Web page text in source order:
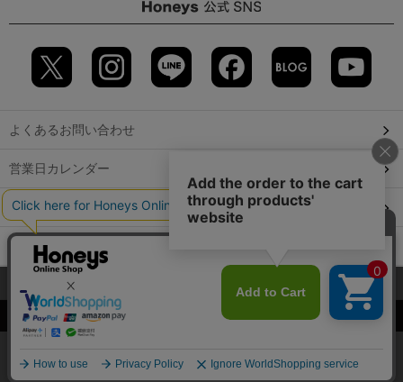
よくあるお問い合わせ
営業日カレンダー
店舗検索
GLOBAL GUIDE（海外からご利用のお客様）
©2009 HONEYS CO., LTD. All Rights Reserved.
当サイトでは、サイトの利便性向上のため、クッキー(Cookie)を使
用しています。詳しくは「
」をご覧くださ
OK